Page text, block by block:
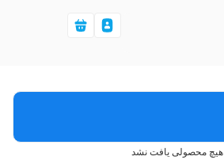
هیچ محصولی یافت نشد